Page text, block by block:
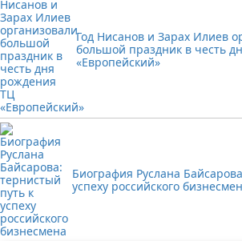
Год Нисанов и Зарах Илиев
большой праздник в честь
«Европейский»
Биография Руслана
успеху российского